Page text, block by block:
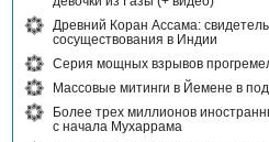
Древний Коран Ассама:
сосуществования в Индии
Серия мощных взрывов
Массовые митинги в Йемене в
Более трех миллионов
с начала Мухаррама